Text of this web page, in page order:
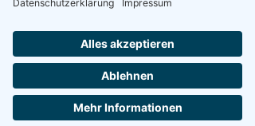
inkl. MwSt.|+ Freudepäckchenversand